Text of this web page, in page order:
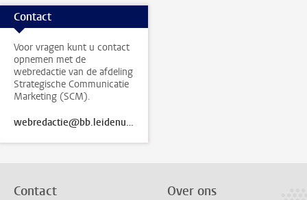
Contact
Voor vragen kunt u contact
opnemen met de
webredactie van de afdeling
Strategische Communicatie
Marketing (SCM).
webredactie@bb.leidenuniv.nl
Contact Over ons